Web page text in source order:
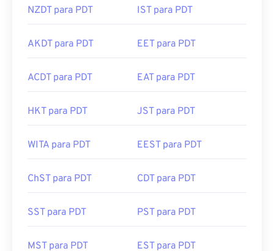
NZDT para PDT IST para PDT
AKDT para PDT EET para PDT
ACDT para PDT EAT para PDT
HKT para PDT JST para PDT
WITA para PDT EEST para PDT
ChST para PDT CDT para PDT
SST para PDT PST para PDT
MST para PDT EST para PDT